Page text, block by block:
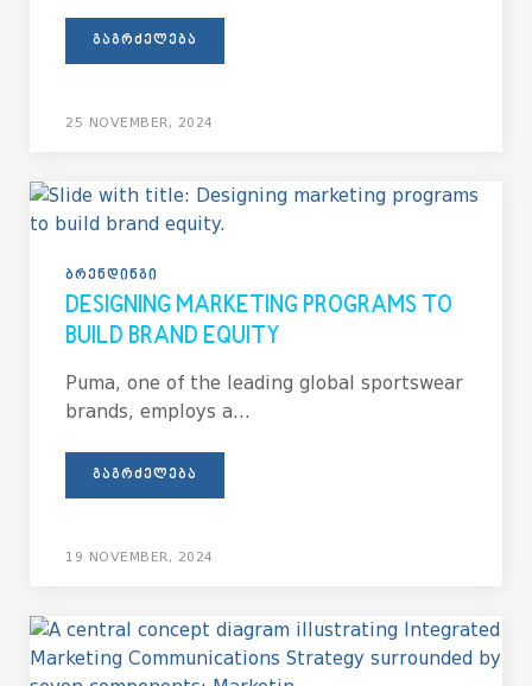
ᲒᲐᲒᲠᲫᲔᲚᲔᲑᲐ
25 NOVEMBER, 2024
ᲑᲠᲔᲜᲓᲘᲜᲒᲘ
DESIGNING MARKETING PROGRAMS TO
BUILD BRAND EQUITY
Puma, one of the leading global sportswear
brands, employs a...
ᲒᲐᲒᲠᲫᲔᲚᲔᲑᲐ
19 NOVEMBER, 2024